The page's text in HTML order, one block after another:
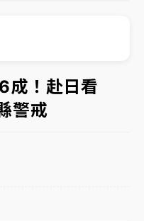
防豪雨 今晚、明天影
汽柴油價格維持不變
成！赴日看
警戒